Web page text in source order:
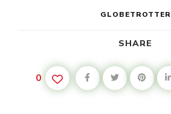
GLOBETROTTER
SHARE
0